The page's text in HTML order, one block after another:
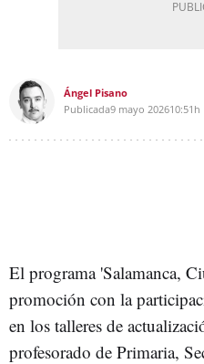
Ángel Pisano
Publicada9 mayo 202610:51h
El programa 'Salamanca,
promoción con la
en los talleres de
profesorado de Primaria,